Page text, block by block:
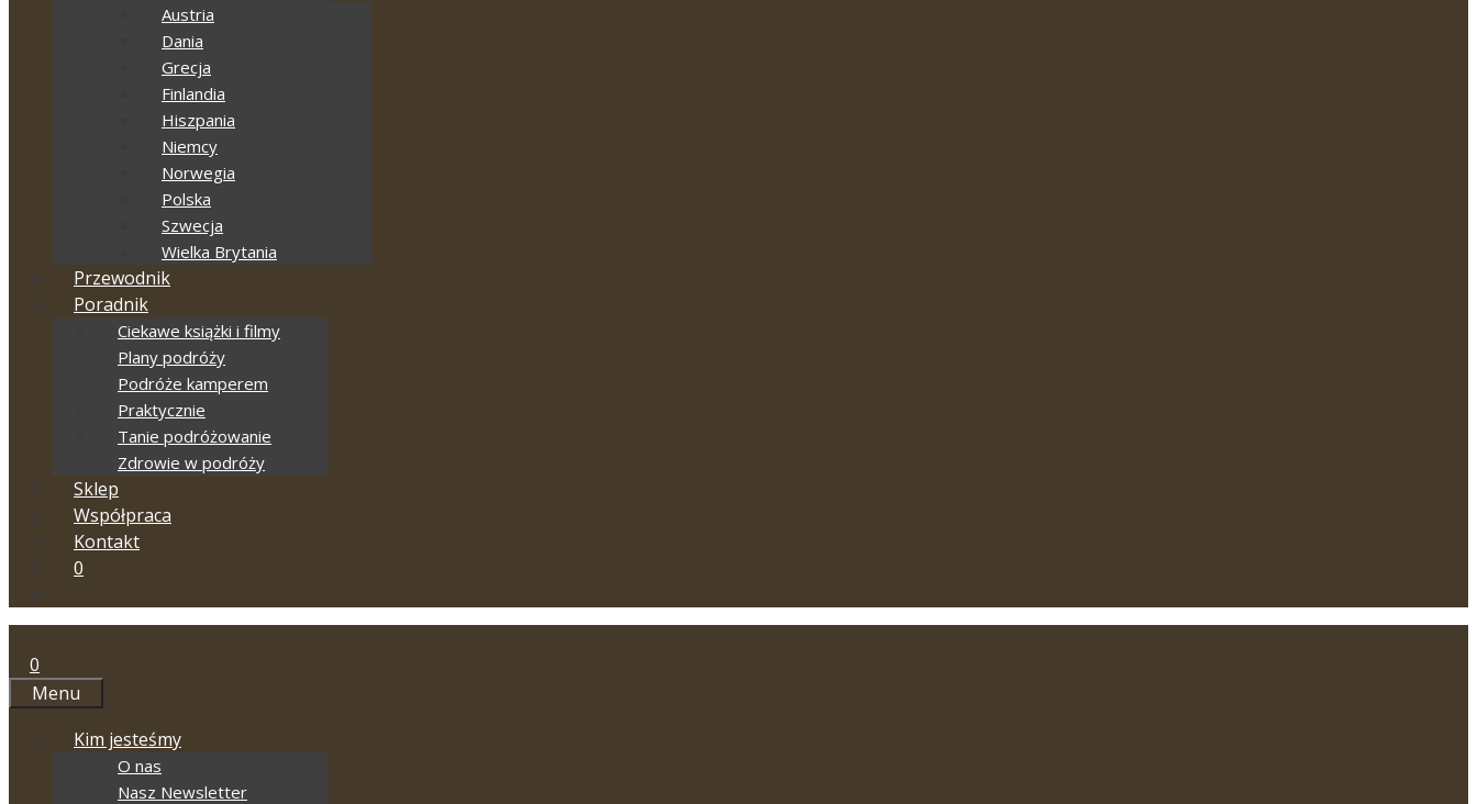
Austria
Dania
Grecja
Finlandia
Hiszpania
Niemcy
Norwegia
Polska
Szwecja
Wielka Brytania
Przewodnik
Poradnik
Ciekawe książki i filmy
Plany podróży
Podróże kamperem
Praktycznie
Tanie podróżowanie
Zdrowie w podróży
Sklep
Współpraca
Kontakt
0
0
Menu
Kim jesteśmy
O nas
Nasz Newsletter